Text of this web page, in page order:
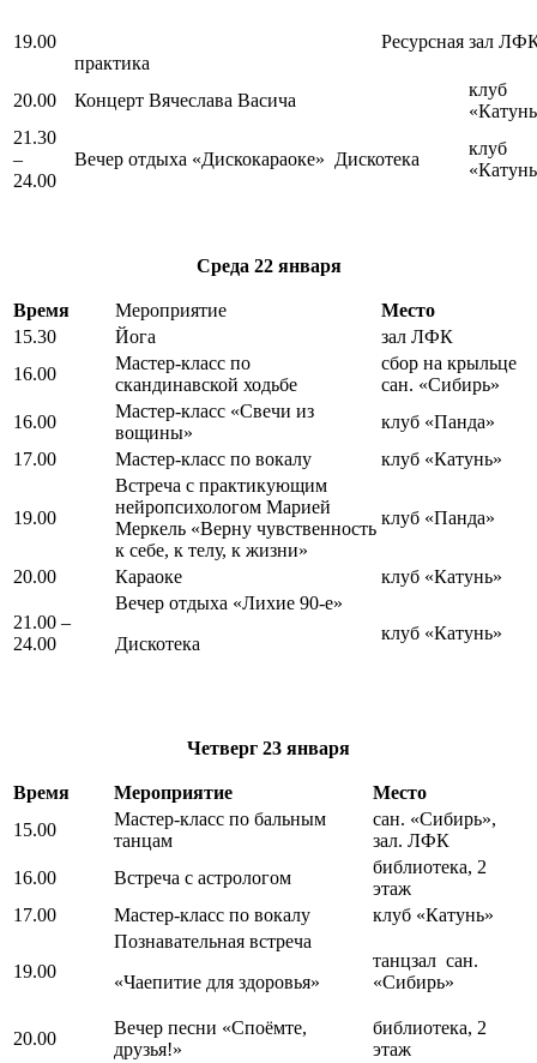
19.00
Ресурсная
практика
зал
20.00 Концерт Вячеслава Васича
клуб
21.30
–
24.00
Вечер отдыха «Дискокараоке» Дискотека
клуб
Среда 22 января
Время Мероприятие
Место
15.30
Йога
зал ЛФК
16.00
Мастер-класс по
скандинавской ходьбе
сбор на крыльце
сан. «Сибирь»
16.00
Мастер-класс «Свечи из
вощины»
клуб «Панда»
17.00
Мастер-класс по вокалу клуб «Катунь»
19.00
Встреча с практикующим
нейропсихологом Марией
Меркель «Верну чувственность
к себе, к телу, к жизни»
клуб «Панда»
20.00 Караоке клуб «Катунь»
21.00 –
24.00
Вечер отдыха «Лихие 90-е»
Дискотека
клуб «Катунь»
Четверг 23 января
Время Мероприятие
Место
15.00
Мастер-класс по бальным
танцам
сан. «Сибирь»,
зал. ЛФК
16.00
Встреча с астрологом
библиотека, 2
этаж
17.00
Мастер-класс по вокалу клуб «Катунь»
19.00
Познавательная встреча
«Чаепитие для здоровья»
танцзал сан.
«Сибирь»
20.00
Вечер песни «Споёмте,
друзья!»
библиотека, 2
этаж